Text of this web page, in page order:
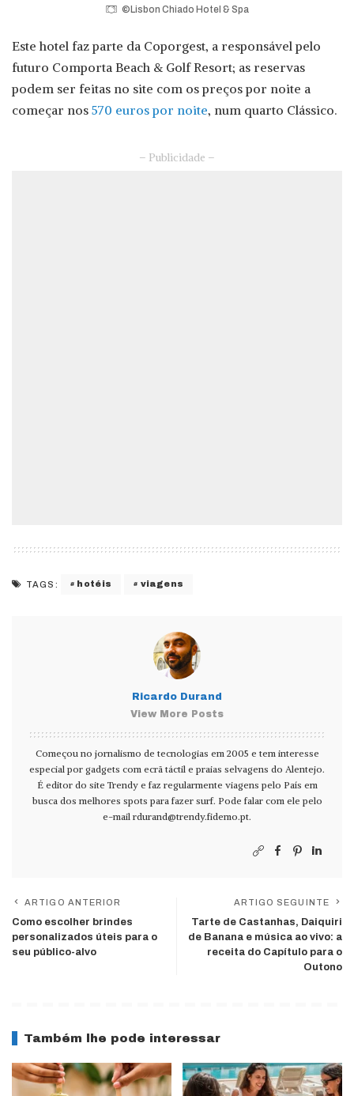
©Lisbon Chiado Hotel & Spa
Este hotel faz parte da Coporgest, a responsável pelo
futuro Comporta Beach & Golf Resort; as reservas
podem ser feitas no site com os preços por noite a
começar nos 570 euros por noite, num quarto Clássico.
– Publicidade –
TAGS: hotéis viagens
Ricardo Durand
View More Posts
Começou no jornalismo de tecnologias em 2005 e tem interesse
especial por gadgets com ecrã táctil e praias selvagens do Alentejo.
É editor do site Trendy e faz regularmente viagens pelo País em
busca dos melhores spots para fazer surf. Pode falar com ele pelo
e-mail rdurand@trendy.fidemo.pt.
ARTIGO ANTERIOR
Como escolher brindes
personalizados úteis para o
seu público-alvo
ARTIGO SEGUINTE
Tarte de Castanhas, Daiquiri
de Banana e música ao vivo: a
receita do Capítulo para o
Outono
Também lhe pode interessar